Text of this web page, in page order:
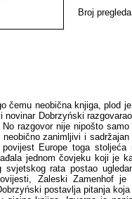
Broj
čemu neobična knjiga, plod
novinar Dobrzyński
No razgovor nije nipošto
neobično zanimljivi i
povijest Europe toga
jednom čovjeku koji je
svjetskog rata postao
Zaleski Zamenhof
postavlja pitanja